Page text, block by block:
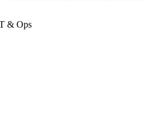
& Ops